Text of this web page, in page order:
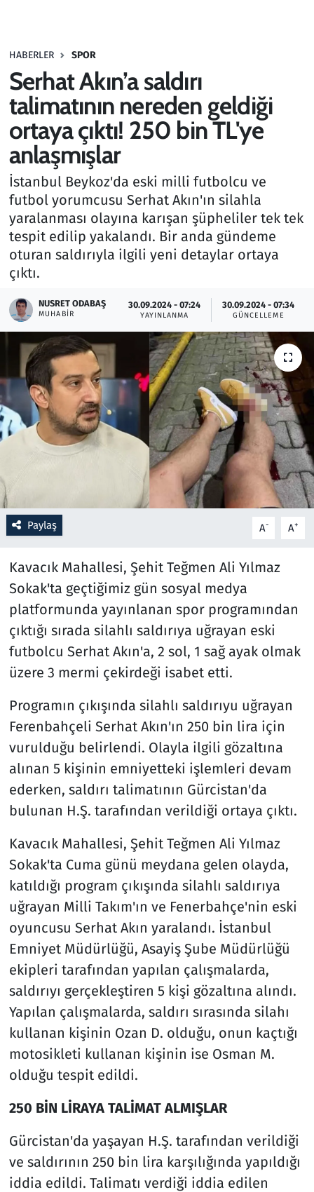
HABERLER SPOR
Serhat Akın’a saldırı
talimatının nereden geldiği
ortaya çıktı! 250 bin TL'ye
anlaşmışlar
İstanbul Beykoz'da eski milli futbolcu ve
futbol yorumcusu Serhat Akın'ın silahla
yaralanması olayına karışan şüpheliler tek tek
tespit edilip yakalandı. Bir anda gündeme
oturan saldırıyla ilgili yeni detaylar ortaya
çıktı.
NUSRET ODABAŞ
MUHABIR
30.09.2024 - 07:24
YAYINLANMA
30.09.2024 - 07:34
GÜNCELLEME
Paylaş A- A+
Kavacık Mahallesi, Şehit Teğmen Ali Yılmaz
Sokak'ta geçtiğimiz gün sosyal medya
platformunda yayınlanan spor programından
çıktığı sırada silahlı saldırıya uğrayan eski
futbolcu Serhat Akın'a, 2 sol, 1 sağ ayak olmak
üzere 3 mermi çekirdeği isabet etti.
Programın çıkışında silahlı saldırıyu uğrayan
Ferenbahçeli Serhat Akın'ın 250 bin lira için
vurulduğu belirlendi. Olayla ilgili gözaltına
alınan 5 kişinin emniyetteki işlemleri devam
ederken, saldırı talimatının Gürcistan'da
bulunan H.Ş. tarafından verildiği ortaya çıktı.
Kavacık Mahallesi, Şehit Teğmen Ali Yılmaz
Sokak'ta Cuma günü meydana gelen olayda,
katıldığı program çıkışında silahlı saldırıya
uğrayan Milli Takım'ın ve Fenerbahçe'nin eski
oyuncusu Serhat Akın yaralandı. İstanbul
Emniyet Müdürlüğü, Asayiş Şube Müdürlüğü
ekipleri tarafından yapılan çalışmalarda,
saldırıyı gerçekleştiren 5 kişi gözaltına alındı.
Yapılan çalışmalarda, saldırı sırasında silahı
kullanan kişinin Ozan D. olduğu, onun kaçtığı
motosikleti kullanan kişinin ise Osman M.
olduğu tespit edildi.
250 BİN LİRAYA TALİMAT ALMIŞLAR
Gürcistan'da yaşayan H.Ş. tarafından verildiği
ve saldırının 250 bin lira karşılığında yapıldığı
iddia edildi. Talimatı verdiği iddia edilen
Haber
Kültür Sanat
Kurumsal Haberler
Lezzet Durağı
Memur ve Kamu
Otomobil
Oyun
Ramazan
Resmi İlanlar
Rüya Tabirleri
Sağlık
Savunma Sanayi
Spor
Teknoloji ve Bilim
Televizyon